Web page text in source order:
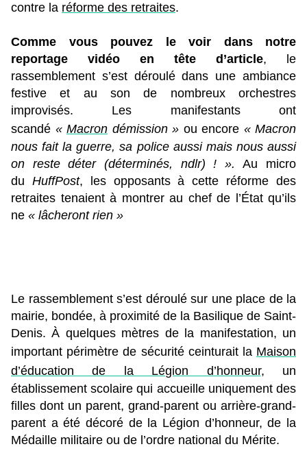
contre la réforme des retraites.
Comme vous pouvez le voir dans notre
reportage vidéo en tête d’article, le
rassemblement s’est déroulé dans une ambiance
festive et au son de nombreux orchestres
improvisés. Les manifestants ont
scandé « Macron démission » ou encore « Macron
nous fait la guerre, sa police aussi mais nous aussi
on reste déter (déterminés, ndlr) ! ».
Au micro
du HuffPost, les opposants à cette réforme des
retraites tenaient à montrer au chef de l’État qu’ils
ne « lâcheront rien »
Le rassemblement s’est déroulé sur une place de la
mairie, bondée, à proximité de la Basilique de Saint-
Denis. À quelques mètres de la manifestation, un
important périmètre de sécurité ceinturait la Maison
d’éducation de la Légion d’honneur, un
établissement scolaire qui accueille uniquement des
filles dont un parent, grand-parent ou arrière-grand-
parent a été décoré de la Légion d’honneur, de la
Médaille militaire ou de l’ordre national du Mérite.